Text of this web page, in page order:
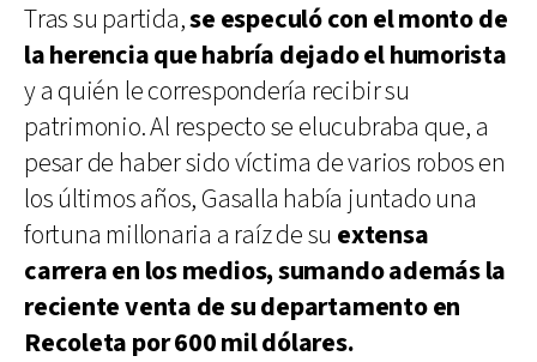
Tras su partida,se especuló con el monto de
la herencia que habría dejado el humorista
y a quién le correspondería recibir su
patrimonio. Al respecto se elucubraba que, a
pesar de haber sido víctima de varios robos en
los últimos años, Gasalla había juntado una
fortuna millonaria a raíz de su extensa
carrera en los medios, sumando además la
reciente venta de su departamento en
Recoleta por 600 mil dólares.